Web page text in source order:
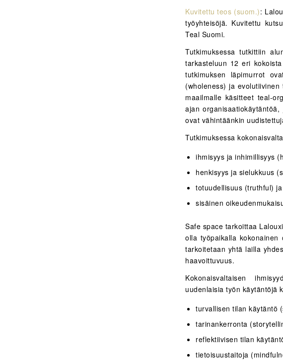
Kuvitettu teos (suom.):
työyhteisöjä. Kuvitettu
Teal Suomi.
Tutkimuksessa tutkittiin
tarkasteluun 12 eri
tutkimuksen läpimurrot
(wholeness) ja
maailmalle käsitteet teal-
ajan
ovat vähintäänkin
Tutkimuksessa
ihmisyys ja inhimillisyys
henkisyys ja sielukkuus
totuudellisuus (truthful) ja
sisäinen
Safe space tarkoittaa
olla työpaikalla
tarkoitetaan yhtä lailla
haavoittuvuus.
Kokonaisvaltaisen
uudenlaisia työn käytäntöjä
turvallisen tilan käytäntö
tarinankerronta
reflektiivisen tilan
tietoisuustaitoja